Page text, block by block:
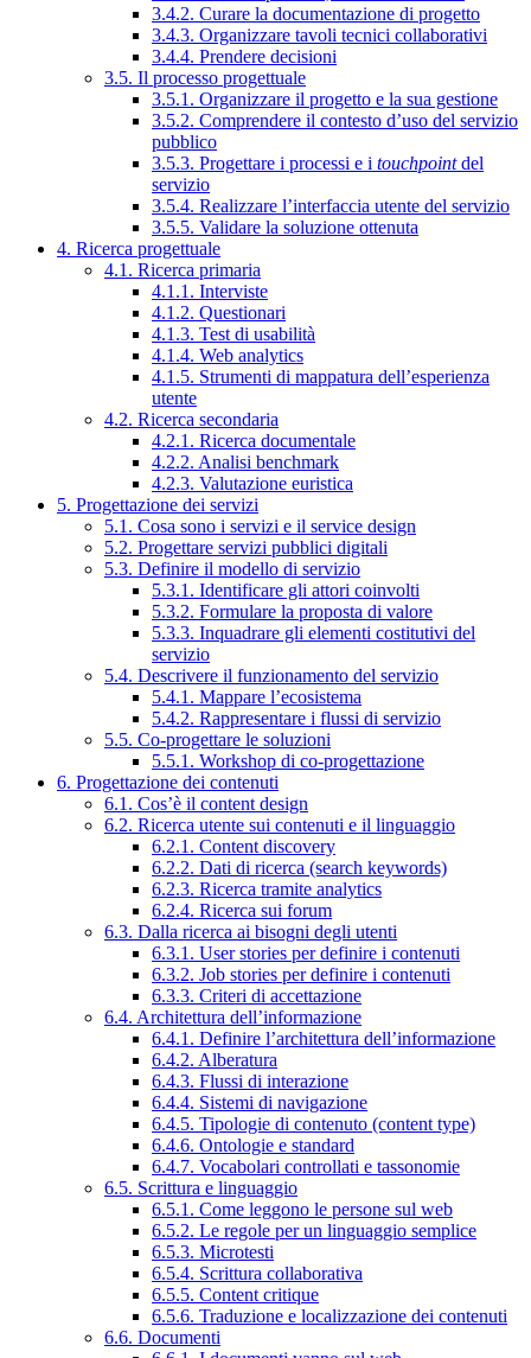
3.4.2. Curare la documentazione di progetto
3.4.3. Organizzare tavoli tecnici collaborativi
3.4.4. Prendere decisioni
3.5. Il processo progettuale
3.5.1. Organizzare il progetto e la sua gestione
3.5.2. Comprendere il contesto d’uso del servizio
pubblico
3.5.3. Progettare i processi e i touchpointdel
servizio
3.5.4. Realizzare l’interfaccia utente del servizio
3.5.5. Validare la soluzione ottenuta
4. Ricerca progettuale
4.1. Ricerca primaria
4.1.1. Interviste
4.1.2. Questionari
4.1.3. Test di usabilità
4.1.4. Web analytics
4.1.5. Strumenti di mappatura dell’esperienza
utente
4.2. Ricerca secondaria
4.2.1. Ricerca documentale
4.2.2. Analisi benchmark
4.2.3. Valutazione euristica
5. Progettazione dei servizi
5.1. Cosa sono i servizi e il service design
5.2. Progettare servizi pubblici digitali
5.3. Definire il modello di servizio
5.3.1. Identificare gli attori coinvolti
5.3.2. Formulare la proposta di valore
5.3.3. Inquadrare gli elementi costitutivi del
servizio
5.4. Descrivere il funzionamento del servizio
5.4.1. Mappare l’ecosistema
5.4.2. Rappresentare i flussi di servizio
5.5. Co-progettare le soluzioni
5.5.1. Workshop di co-progettazione
6. Progettazione dei contenuti
6.1. Cos’è il content design
6.2. Ricerca utente sui contenuti e il linguaggio
6.2.1. Content discovery
6.2.2. Dati di ricerca (search keywords)
6.2.3. Ricerca tramite analytics
6.2.4. Ricerca sui forum
6.3. Dalla ricerca ai bisogni degli utenti
6.3.1. User stories per definire i contenuti
6.3.2. Job stories per definire i contenuti
6.3.3. Criteri di accettazione
6.4. Architettura dell’informazione
6.4.1. Definire l’architettura dell’informazione
6.4.2. Alberatura
6.4.3. Flussi di interazione
6.4.4. Sistemi di navigazione
6.4.5. Tipologie di contenuto (content type)
6.4.6. Ontologie e standard
6.4.7. Vocabolari controllati e tassonomie
6.5. Scrittura e linguaggio
6.5.1. Come leggono le persone sul web
6.5.2. Le regole per un linguaggio semplice
6.5.3. Microtesti
6.5.4. Scrittura collaborativa
6.5.5. Content critique
6.5.6. Traduzione e localizzazione dei contenuti
6.6. Documenti